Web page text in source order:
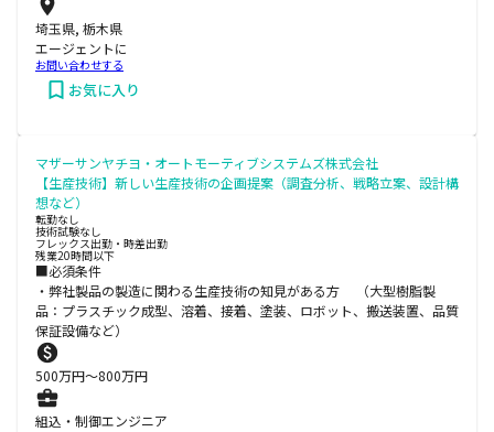
埼玉県, 栃木県
エージェントに
お問い合わせする
お気に入り
マザーサンヤチヨ・オートモーティブシステムズ株式会社
【生産技術】新しい生産技術の企画提案（調査分析、戦略立案、設計構
想など）
転勤なし
技術試験なし
フレックス出勤・時差出勤
残業20時間以下
■必須条件
・弊社製品の製造に関わる生産技術の知見がある方 （大型樹脂製
品：プラスチック成型、溶着、接着、塗装、ロボット、搬送装置、品質
保証設備など）
500万円〜800万円
組込・制御エンジニア